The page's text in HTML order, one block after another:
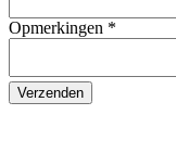
Opmerkingen *
Verzenden